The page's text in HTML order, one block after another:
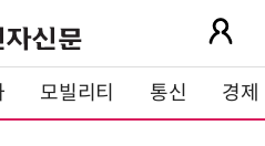
모빌리티 통신 경제